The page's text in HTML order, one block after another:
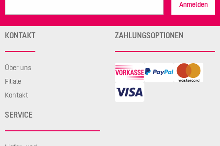
Anmelden
KONTAKT
Über uns
Filiale
Kontakt
SERVICE
ZAHLUNGSOPTIONEN